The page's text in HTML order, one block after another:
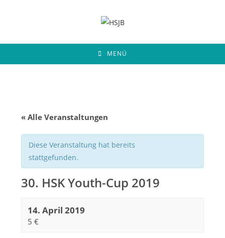
MENÜ
« Alle Veranstaltungen
Diese Veranstaltung hat bereits
stattgefunden.
30. HSK Youth-Cup 2019
14. April 2019
5 €